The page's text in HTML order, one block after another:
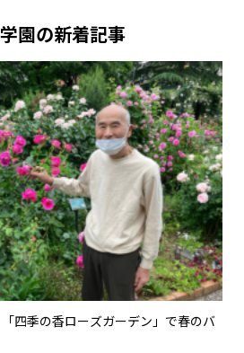
園の新着記事
「四季の香ローズガーデン」で春のバ